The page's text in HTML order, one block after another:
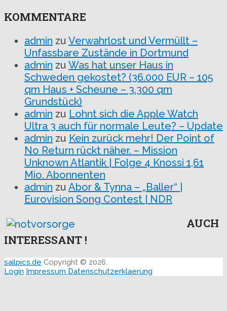
KOMMENTARE
admin zu Verwahrlost und Vermüllt –
Unfassbare Zustände in Dortmund
admin zu Was hat unser Haus in
Schweden gekostet? (36.000 EUR – 105
qm Haus + Scheune – 3.300 qm
Grundstück)
admin zu Lohnt sich die Apple Watch
Ultra 3 auch für normale Leute? – Update
admin zu Kein zurück mehr! Der Point of
No Return rückt näher. – Mission
Unknown Atlantik | Folge 4 Knossi 1,61
Mio. Abonnenten
admin zu Abor & Tynna – „Baller“ |
Eurovision Song Contest | NDR
AUCH
INTERESSANT !
sailpics.de Copyright © 2026.
Login Impressum Datenschutzerklaerung